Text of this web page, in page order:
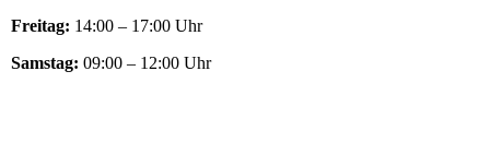
Freitag: 14:00 – 17:00 Uhr
Samstag: 09:00 – 12:00 Uhr